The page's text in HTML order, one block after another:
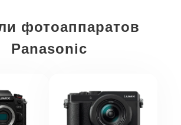
фотоаппаратов
Panasonic